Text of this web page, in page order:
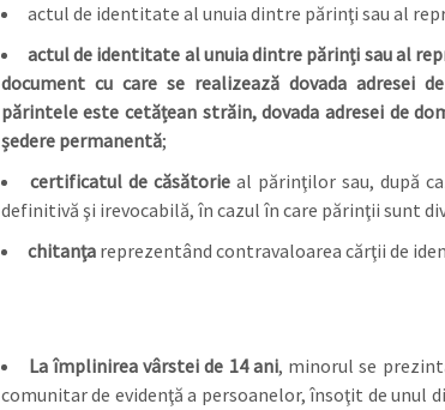
actul de identitate al unuia dintre părinţi sau al
actul de identitate al unuia dintre părinți sau al
document cu care se realizează dovada adresei
părintele este cetățean străin, dovada adresei de
ședere permanentă;
certificatul de căsătorieal părinţilor sau, după
definitivă şi irevocabilă, în cazul în care părinţii sunt
chitanţareprezentând contravaloarea cărţii de
La împlinirea vârstei de 14 ani, minorul se
comunitar de evidenţă a persoanelor, însoţit de unul